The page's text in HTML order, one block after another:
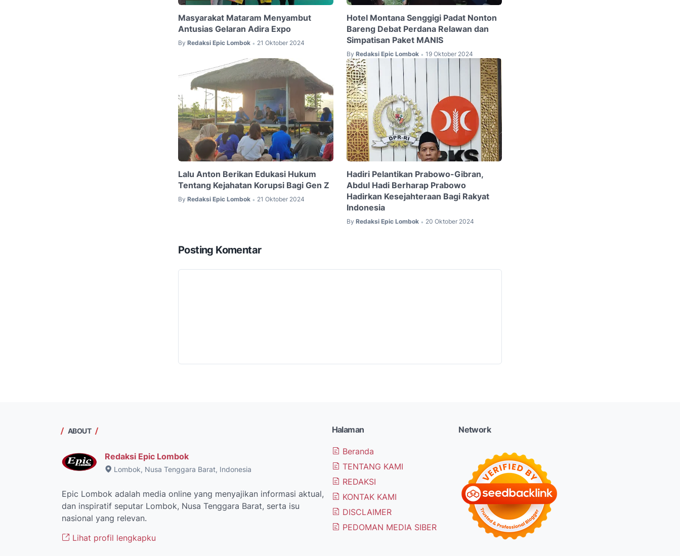
Masyarakat Mataram Menyambut
Antusias Gelaran Adira Expo
By Redaksi Epic Lombok • 21 Oktober 2024
Hotel Montana Senggigi Padat Nonton
Bareng Debat Perdana Relawan dan
Simpatisan Paket MANIS
By Redaksi Epic Lombok • 19 Oktober 2024
Lalu Anton Berikan Edukasi Hukum
Tentang Kejahatan Korupsi Bagi Gen Z
By Redaksi Epic Lombok • 21 Oktober 2024
Hadiri Pelantikan Prabowo-Gibran,
Abdul Hadi Berharap Prabowo
Hadirkan Kesejahteraan Bagi Rakyat
Indonesia
By Redaksi Epic Lombok • 20 Oktober 2024
Posting Komentar
ABOUT
Redaksi Epic Lombok
Lombok, Nusa Tenggara Barat, Indonesia
Epic Lombok adalah media online yang menyajikan informasi aktual,
dan inspiratif seputar Lombok, Nusa Tenggara Barat, serta isu
nasional yang relevan.
Lihat profil lengkapku
Halaman
Beranda
TENTANG KAMI
REDAKSI
KONTAK KAMI
DISCLAIMER
PEDOMAN MEDIA SIBER
Network